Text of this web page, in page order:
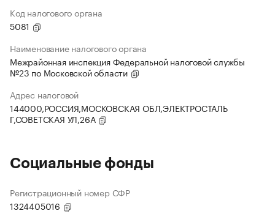
Код налогового органа
5081
Наименование налогового органа
Межрайонная инспекция Федеральной налоговой службы
№23 по Московской области
Адрес налоговой
144000,РОССИЯ,МОСКОВСКАЯ ОБЛ,ЭЛЕКТРОСТАЛЬ
Г,СОВЕТСКАЯ УЛ,26А
Социальные фонды
Регистрационный номер СФР
1324405016